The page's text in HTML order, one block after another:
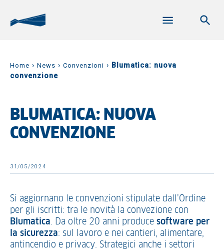
Home › News › Convenzioni › Blumatica: nuova
convenzione
BLUMATICA: NUOVA
CONVENZIONE
31/05/2024
Si aggiornano le convenzioni stipulate dall’Ordine
per gli iscritti: tra le novità la convezione con
Blumatica. Da oltre 20 anni produce software per
la sicurezza: sul lavoro e nei cantieri, alimentare,
antincendio e privacy. Strategici anche i settori